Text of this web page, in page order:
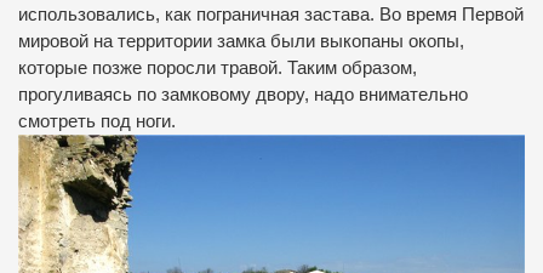
использовались, как пограничная застава. Во время Первой
мировой на территории замка были выкопаны окопы,
которые позже поросли травой. Таким образом,
прогуливаясь по замковому двору, надо внимательно
смотреть под ноги.